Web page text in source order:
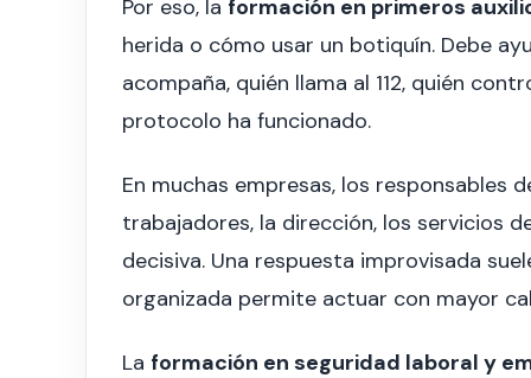
Por eso, la formación en primeros
herida o cómo usar un botiquín. Debe
acompaña, quién llama al 112, quién
protocolo ha funcionado.
En muchas empresas, los responsables
trabajadores, la dirección, los servicios
decisiva. Una respuesta improvisada
organizada permite actuar con mayor
La formación en seguridad laboral y